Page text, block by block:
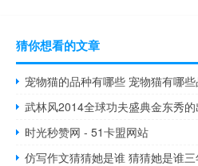
猜你想看的文章
宠物猫的品种有哪些 宠物猫有哪
武林风2014全球功夫盛典金东秀
时光秒赞网 - 51卡盟网站
仿写作文猜猜她是谁 猜猜她是谁